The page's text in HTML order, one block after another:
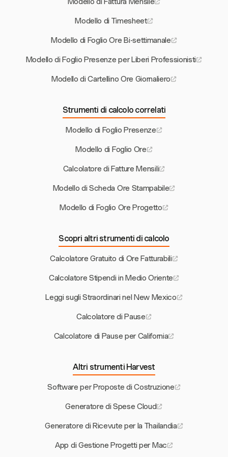
Modello di Timesheet
Modello di Foglio Ore Bi-settimanale
Modello di Foglio Presenze per Liberi Professionisti
Modello di Cartellino Ore Giornaliero
Strumenti di calcolo correlati
Modello di Foglio Presenze
Modello di Foglio Ore
Calcolatore di Fatture Mensili
Modello di Scheda Ore Stampabile
Modello di Foglio Ore Progetto
Scopri altri strumenti di calcolo
Calcolatore Gratuito di Ore Fatturabili
Calcolatore Stipendi in Medio Oriente
Leggi sugli Straordinari nel New Mexico
Calcolatore di Pause
Calcolatore di Pause per California
Altri strumenti Harvest
Software per Proposte di Costruzione
Generatore di Spese Cloud
Generatore di Ricevute per la Thailandia
App di Gestione Progetti per Mac